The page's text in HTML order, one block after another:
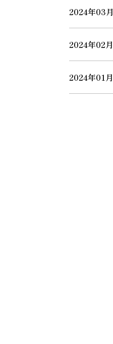
2024年03月
2024年02月
2024年01月